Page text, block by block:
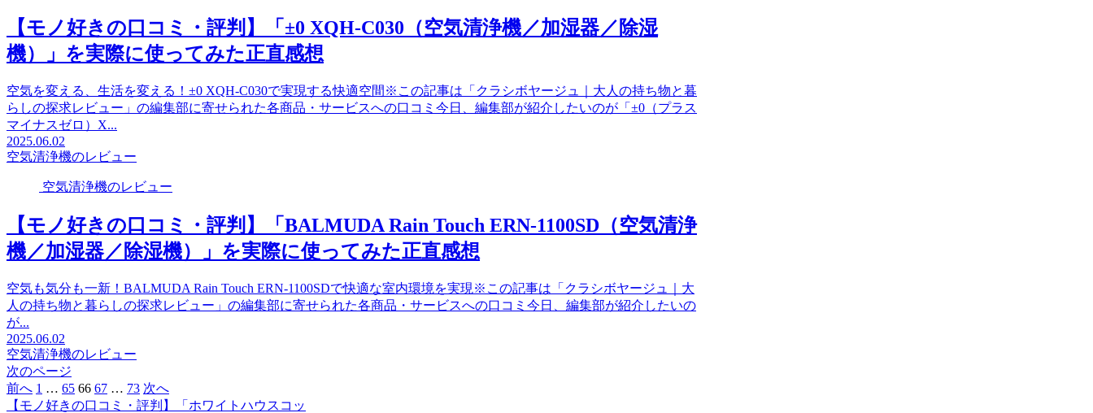
【モノ好きの口コミ・評判】「±0 XQH-C030（空気清浄機／加湿器／除湿
機）」を実際に使ってみた正直感想
空気を変える、生活を変える！±0 XQH-C030で実現する快適空間※この記事は「クラシボヤージュ｜大人の持ち物と暮
らしの探求レビュー」の編集部に寄せられた各商品・サービスへの口コミ今日、編集部が紹介したいのが「±0（プラス
マイナスゼロ）X...
2025.06.02
空気清浄機のレビュー
空気清浄機のレビュー
【モノ好きの口コミ・評判】「BALMUDA Rain Touch ERN-1100SD（空気清浄
機／加湿器／除湿機）」を実際に使ってみた正直感想
空気も気分も一新！BALMUDA Rain Touch ERN-1100SDで快適な室内環境を実現※この記事は「クラシボヤージュ｜大
人の持ち物と暮らしの探求レビュー」の編集部に寄せられた各商品・サービスへの口コミ今日、編集部が紹介したいの
が...
2025.06.02
空気清浄機のレビュー
次のページ
前へ 1 … 65 66 67 … 73 次へ
【モノ好きの口コミ・評判】「ホワイトハウスコッ